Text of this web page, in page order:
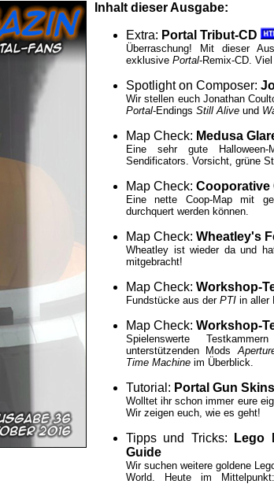
Inhalt dieser Ausgabe:
Extra: Portal Tribut-CD
Überraschung! Mit dieser
exklusive Portal-Remix-CD.
Spotlight on Composer:
Wir stellen euch Jonathan
Portal-Endings Still Alive und
Map Check: Medusa
Eine sehr gute
Sendificators. Vorsicht, grüne
Map Check: Cooporative
Eine nette Coop-Map mit
durchquert werden können.
Map Check: Wheatley's
Wheatley ist wieder da und
mitgebracht!
Map Check: Workshop-
Fundstücke aus der PTI in aller
Map Check: Workshop-
Spielenswerte
unterstützenden Mods
Time Machine im Überblick.
Tutorial: Portal Gun Skins
Wolltet ihr schon immer eure
Wir zeigen euch, wie es geht!
Tipps und Tricks:
Lego
Guide
Wir suchen weitere goldene
World. Heute im